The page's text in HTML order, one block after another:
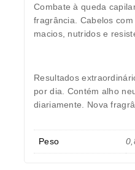
Combate à queda
fragrância. Cabelos
macios, nutridos e
Resultados
por dia. Contém alho
diariamente. Nova
Peso